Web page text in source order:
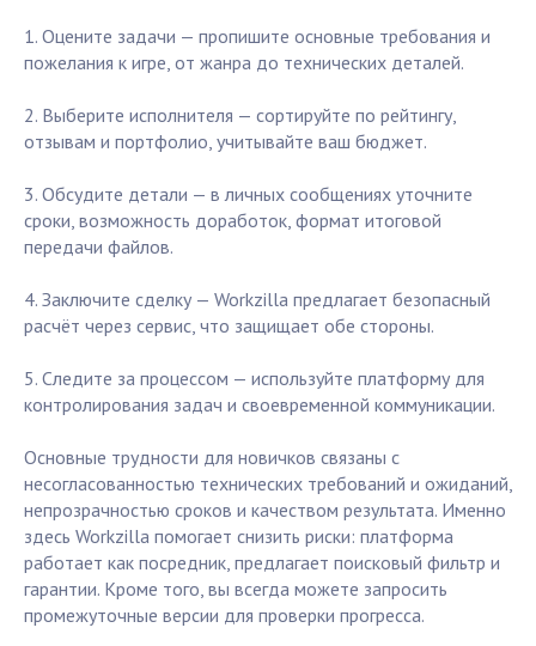
1. Оцените задачи — пропишите основные требования и
пожелания к игре, от жанра до технических деталей.
2. Выберите исполнителя — сортируйте по рейтингу,
отзывам и портфолио, учитывайте ваш бюджет.
3. Обсудите детали — в личных сообщениях уточните
сроки, возможность доработок, формат итоговой
передачи файлов.
4. Заключите сделку — Workzilla предлагает безопасный
расчёт через сервис, что защищает обе стороны.
5. Следите за процессом — используйте платформу для
контролирования задач и своевременной коммуникации.
Основные трудности для новичков связаны с
несогласованностью технических требований и ожиданий,
непрозрачностью сроков и качеством результата. Именно
здесь Workzilla помогает снизить риски: платформа
работает как посредник, предлагает поисковый фильтр и
гарантии. Кроме того, вы всегда можете запросить
промежуточные версии для проверки прогресса.